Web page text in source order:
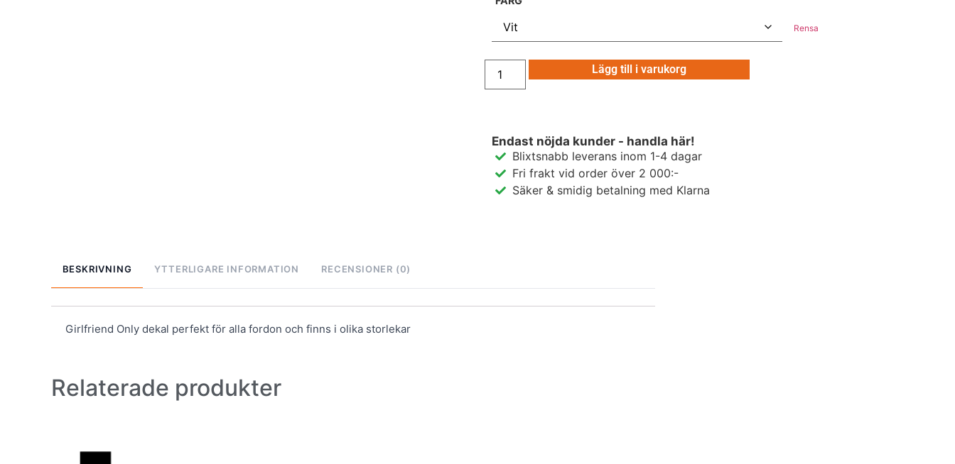
Rensa
Lägg till i varukorg
Endast nöjda kunder - handla här!
Blixtsnabb leverans inom 1-4 dagar
Fri frakt vid order över 2 000:-
Säker & smidig betalning med Klarna
BESKRIVNING YTTERLIGARE INFORMATION RECENSIONER (0)
Girlfriend Only dekal perfekt för alla fordon och finns i olika storlekar
Relaterade produkter